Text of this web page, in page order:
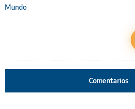
Mundo
Comentarios